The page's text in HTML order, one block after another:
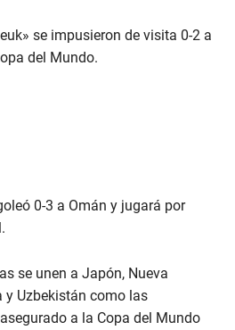
se impusieron de visita 0-2 a
del Mundo.
0-3 a Omán y jugará por
se unen a Japón, Nueva
y Uzbekistán como las
a la Copa del Mundo